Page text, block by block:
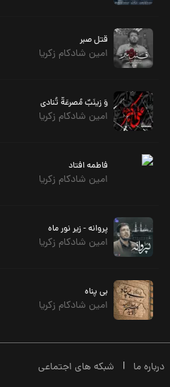
قتل صبر
امین شادکام زکریا
وَ زینَبٌ مُصرعَةٌ تُنادی
امین شادکام زکریا
فاطمه افتاد
امین شادکام زکریا
پروانه - زیر نور ماه
امین شادکام زکریا
بی پناه
امین شادکام زکریا
درباره ما | شبکه های اجتماعی